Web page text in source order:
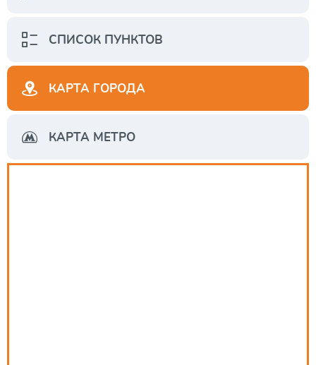
СПИСОК ПУНКТОВ
КАРТА ГОРОДА
КАРТА МЕТРО